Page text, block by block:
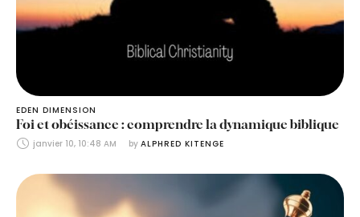
EDEN DIMENSION
Foi et obéissance : comprendre la dynamique biblique
janvier 10, 10:48 AM by ALPHRED KITENGE